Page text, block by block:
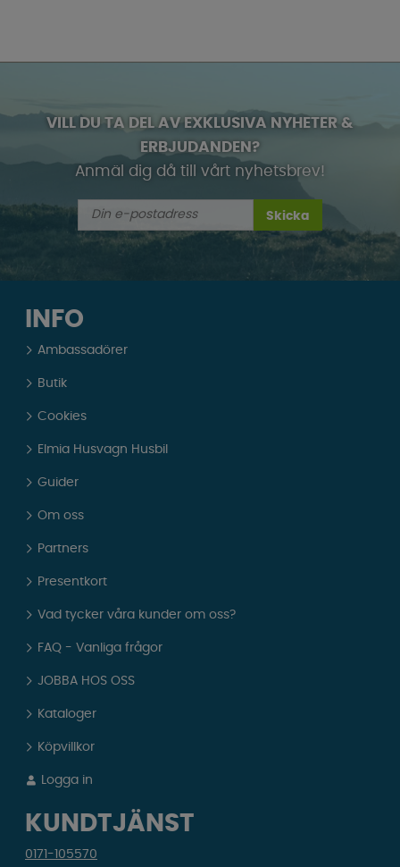
VILL DU TA DEL AV EXKLUSIVA NYHETER &
ERBJUDANDEN?
Anmäl dig då till vårt nyhetsbrev!
Skicka
INFO
Ambassadörer
Butik
Cookies
Elmia Husvagn Husbil
Guider
Om oss
Partners
Presentkort
Vad tycker våra kunder om oss?
FAQ - Vanliga frågor
JOBBA HOS OSS
Kataloger
Köpvillkor
Logga in
KUNDTJÄNST
0171-105570